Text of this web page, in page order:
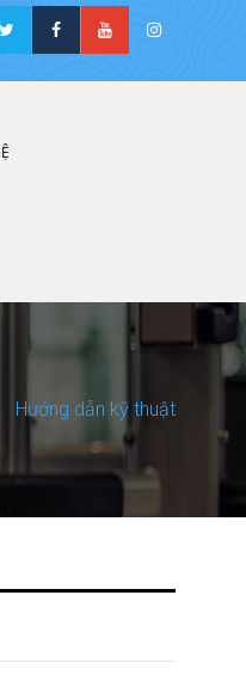
Hướng dẫn kỹ thuật